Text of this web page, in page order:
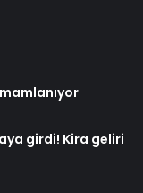
girdi! Kira geliri